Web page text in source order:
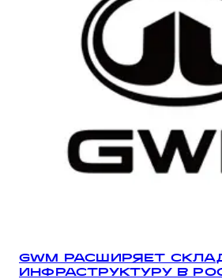
GWM РАСШИРЯЕТ
ИНФРАСТРУКТУРУ В